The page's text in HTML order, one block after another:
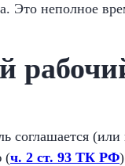
Это неполное
соглашается (или
(ч. 2 ст. 93 ТК РФ